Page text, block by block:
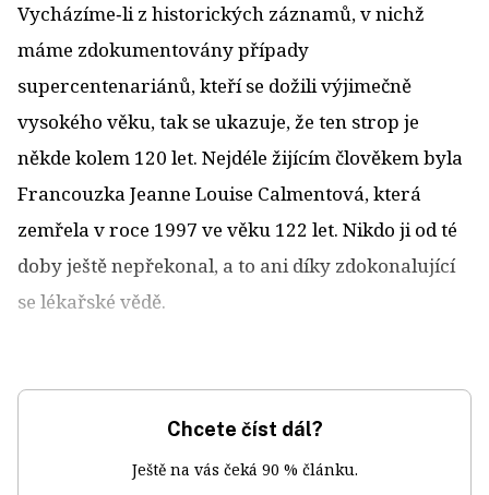
Vycházíme‑li z historických záznamů, v nichž
máme zdokumentovány případy
supercentenariánů, kteří se dožili výjimečně
vysokého věku, tak se ukazuje, že ten strop je
někde kolem 120 let. Nejdéle žijícím člověkem byla
Francouzka Jeanne Louise Calmentová, která
zemřela v roce 1997 ve věku 122 let. Nikdo ji od té
doby ještě nepřekonal, a to ani díky zdokonalující
se lékařské vědě.
Chcete číst dál?
Ještě na vás čeká 90 % článku.